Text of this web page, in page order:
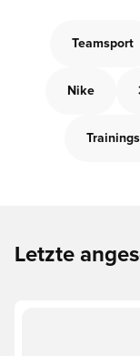
Teamsport
Nike
Letzte